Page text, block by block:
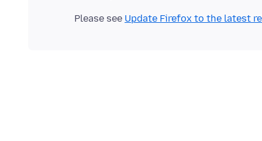
Please see Update Firefox to the latest